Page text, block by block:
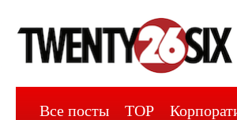
Все посты TOP